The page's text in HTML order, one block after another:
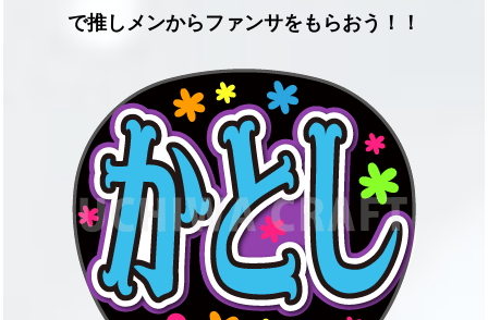
で推しメンからファンサをもらおう！！